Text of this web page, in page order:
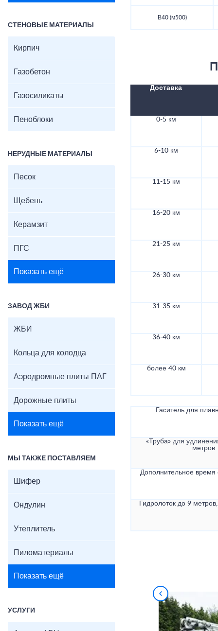
СТЕНОВЫЕ МАТЕРИАЛЫ
Кирпич
Газобетон
Газосиликаты
Пеноблоки
НЕРУДНЫЕ МАТЕРИАЛЫ
Песок
Щебень
Керамзит
ПГС
Показать ещё
ЗАВОД ЖБИ
ЖБИ
Кольца для колодца
Аэродромные плиты ПАГ
Дорожные плиты
Показать ещё
МЫ ТАКЖЕ ПОСТАВЛЯЕМ
Шифер
Ондулин
Утеплитель
Пиломатериалы
Показать ещё
УСЛУГИ
В40 (м500)
Доставка
0-5 км
6-10 км
11-15 км
16-20 км
21-25 км
26-30 км
31-35 км
36-40 км
более 40 км
Гаситель для
«Труба» для
метров
Дополнительное
Гидролоток до 9